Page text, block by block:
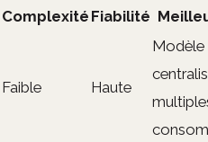
Complexité Fiabilité
Faible Haute
Modèle